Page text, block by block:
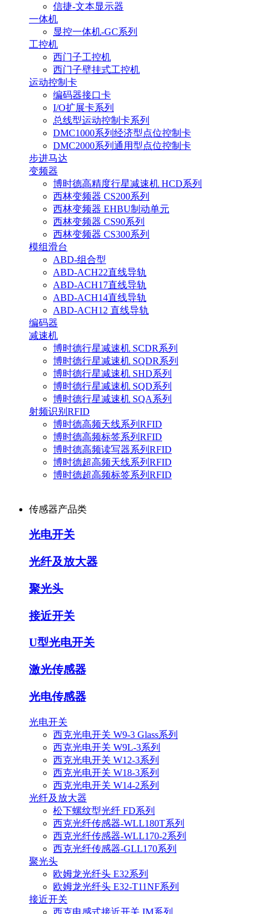
信捷-文本显示器
一体机
显控一体机-GC系列
工控机
西门子工控机
西门子壁挂式工控机
运动控制卡
编码器接口卡
I/O扩展卡系列
总线型运动控制卡系列
DMC1000系列经济型点位控制卡
DMC2000系列通用型点位控制卡
步进马达
变频器
博时德高精度行星减速机 HCD系列
西林变频器 CS200系列
西林变频器 EHBU制动单元
西林变频器 CS90系列
西林变频器 CS300系列
模组滑台
ABD-组合型
ABD-ACH22直线导轨
ABD-ACH17直线导轨
ABD-ACH14直线导轨
ABD-ACH12 直线导轨
编码器
减速机
博时德行星减速机 SCDR系列
博时德行星减速机 SQDR系列
博时德行星减速机 SHD系列
博时德行星减速机 SQD系列
博时德行星减速机 SQA系列
射频识别RFID
博时德高频天线系列RFID
博时德高频标签系列RFID
博时德高频读写器系列RFID
博时德超高频天线系列RFID
博时德超高频标签系列RFID
传感器产品类
光电开关
光纤及放大器
聚光头
接近开关
U型光电开关
激光传感器
光电传感器
光电开关
西克光电开关 W9-3 Glass系列
西克光电开关 W9L-3系列
西克光电开关 W12-3系列
西克光电开关 W18-3系列
西克光电开关 W14-2系列
光纤及放大器
松下螺纹型光纤 FD系列
西克光纤传感器-WLL180T系列
西克光纤传感器-WLL170-2系列
西克光纤传感器-GLL170系列
聚光头
欧姆龙光纤头 E32系列
欧姆龙光纤头 E32-T11NF系列
接近开关
西克电感式接近开关 IM系列